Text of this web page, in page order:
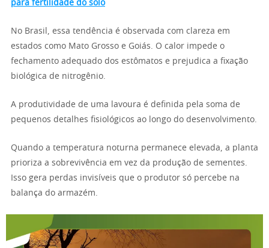
para fertilidade do solo
No Brasil, essa tendência é observada com clareza em
estados como Mato Grosso e Goiás. O calor impede o
fechamento adequado dos estômatos e prejudica a fixação
biológica de nitrogênio.
A produtividade de uma lavoura é definida pela soma de
pequenos detalhes fisiológicos ao longo do desenvolvimento.
Quando a temperatura noturna permanece elevada, a planta
prioriza a sobrevivência em vez da produção de sementes.
Isso gera perdas invisíveis que o produtor só percebe na
balança do armazém.